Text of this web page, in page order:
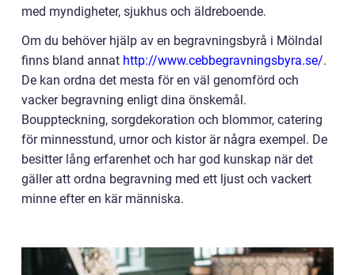
med myndigheter, sjukhus och äldreboende.
Om du behöver hjälp av en begravningsbyrå i Mölndal
finns bland annat http://www.cebbegravningsbyra.se/.
De kan ordna det mesta för en väl genomförd och
vacker begravning enligt dina önskemål.
Bouppteckning, sorgdekoration och blommor, catering
för minnesstund, urnor och kistor är några exempel. De
besitter lång erfarenhet och har god kunskap när det
gäller att ordna begravning med ett ljust och vackert
minne efter en kär människa.